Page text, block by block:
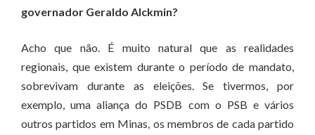
governador Geraldo Alckmin?
Acho que não. É muito natural que as realidades
regionais, que existem durante o período de mandato,
sobrevivam durante as eleições. Se tivermos, por
exemplo, uma aliança do PSDB com o PSB e vários
outros partidos em Minas, os membros de cada partido